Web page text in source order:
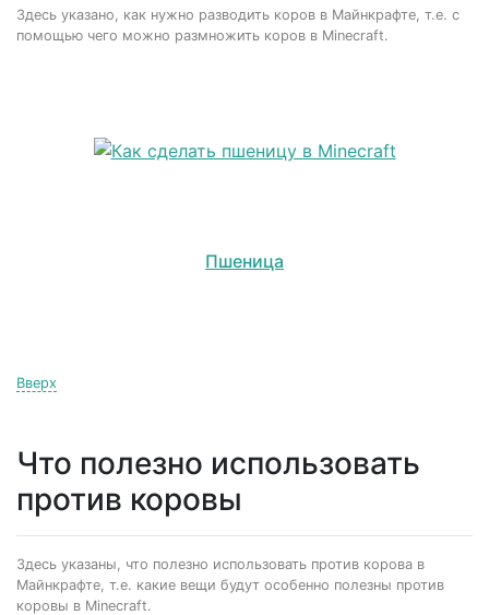
Здесь указано, как нужно разводить коров в Майнкрафте, т.е. с
помощью чего можно размножить коров в Minecraft.
Пшеница
Вверх
Что полезно использовать
против коровы
Здесь указаны, что полезно использовать против корова в
Майнкрафте, т.е. какие вещи будут особенно полезны против
коровы в Minecraft.